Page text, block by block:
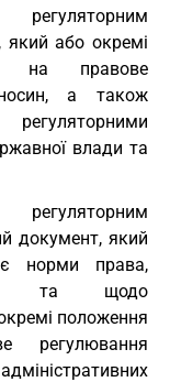
який або окремі
на правове
а також
регуляторними
влади та
документ, який
норми права,
та щодо
положення
регулювання